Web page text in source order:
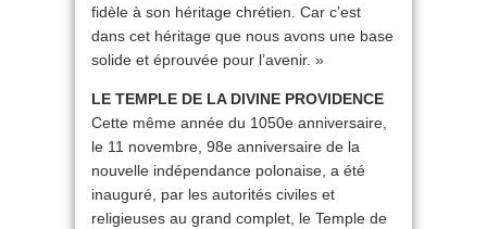
fidèle à son héritage chrétien. Car c’est
dans cet héritage que nous avons une base
solide et éprouvée pour l’avenir. »
LE TEMPLE DE LA DIVINE PROVIDENCE
Cette même année du 1050e anniversaire,
le 11 novembre, 98e anniversaire de la
nouvelle indépendance polonaise, a été
inauguré, par les autorités civiles et
religieuses au grand complet, le Temple de